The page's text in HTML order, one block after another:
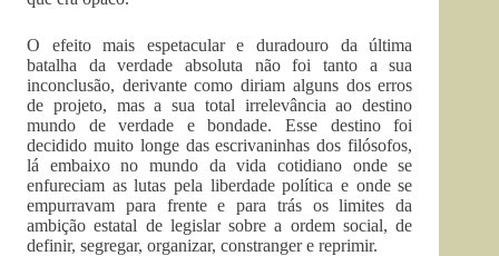
O efeito mais espetacular e duradouro da última
batalha da verdade absoluta não foi tanto a sua
inconclusão, derivante como diriam alguns dos erros
de projeto, mas a sua total irrelevância ao destino
mundo de verdade e bondade. Esse destino foi
decidido muito longe das escrivaninhas dos filósofos,
lá embaixo no mundo da vida cotidiano onde se
enfureciam as lutas pela liberdade política e onde se
empurravam para frente e para trás os limites da
ambição estatal de legislar sobre a ordem social, de
definir, segregar, organizar, constranger e reprimir.